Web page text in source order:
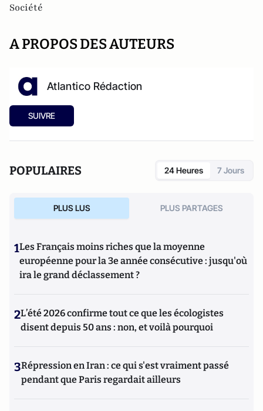
Société
A PROPOS DES AUTEURS
Atlantico Rédaction
SUIVRE
POPULAIRES 24 Heures 7 Jours
PLUS LUS PLUS PARTAGES
1Les Français moins riches que la moyenne
européenne pour la 3e année consécutive : jusqu'où
ira le grand déclassement ?
2L’été 2026 confirme tout ce que les écologistes
disent depuis 50 ans : non, et voilà pourquoi
3Répression en Iran : ce qui s'est vraiment passé
pendant que Paris regardait ailleurs